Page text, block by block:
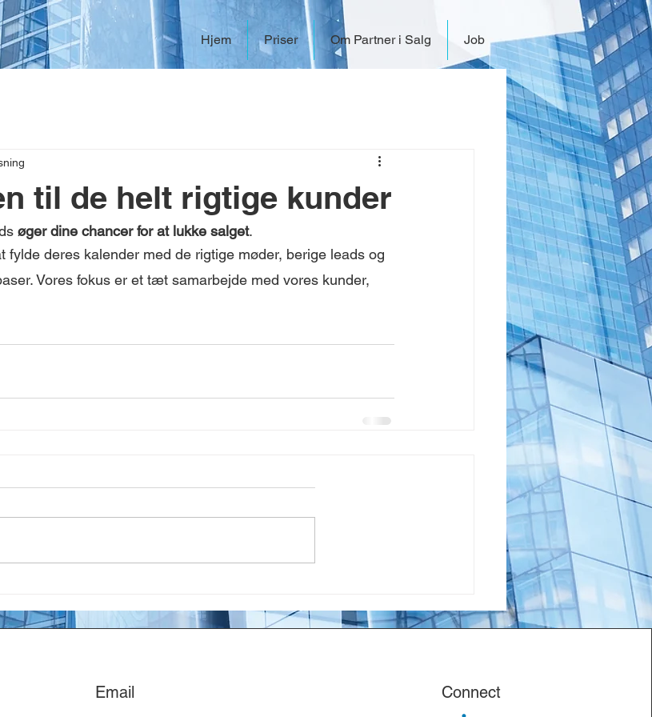
Hjem Priser Om Partner i Salg Job
til de helt rigtige kunder
øger dine chancer for at lukke salget.
deres kalender med de rigtige møder, berige leads og
Vores fokus er et tæt samarbejde med vores kunder,
Email Connect